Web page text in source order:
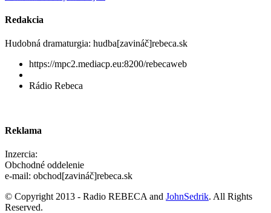
Redakcia
Hudobná dramaturgia: hudba[zavináč]rebeca.sk
https://mpc2.mediacp.eu:8200/rebecaweb
Rádio Rebeca
Reklama
Inzercia:
Obchodné oddelenie
e-mail: obchod[zavináč]rebeca.sk
© Copyright 2013 - Radio REBECA and JohnSedrik. All Rights
Reserved.